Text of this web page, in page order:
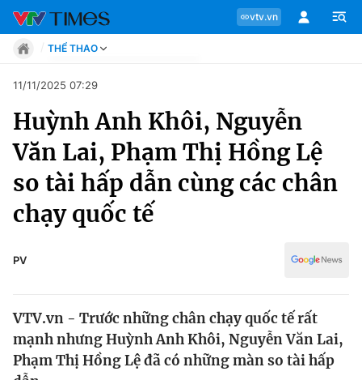
vtv.vn
Chuyên mục
Tin tức
Move
Phong cách
Sự kiện
THỂ THAO
Move
Phong cách
Sự kiện
Bóng đá
Thể thao điện tử
Các môn khác
11/11/2025 07:29
Huỳnh Anh Khôi, Nguyễn
Văn Lai, Phạm Thị Hồng Lệ
so tài hấp dẫn cùng các chân
chạy quốc tế
PV
VTV.vn - Trước những chân chạy quốc tế rất
mạnh nhưng Huỳnh Anh Khôi, Nguyễn Văn Lai,
Phạm Thị Hồng Lệ đã có những màn so tài hấp